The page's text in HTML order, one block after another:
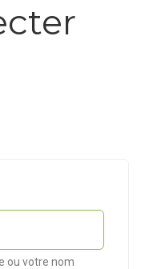
ou votre nom